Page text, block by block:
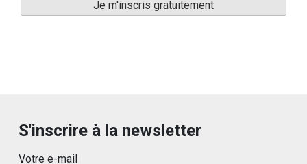
S'inscrire à la newsletter
Votre e-mail